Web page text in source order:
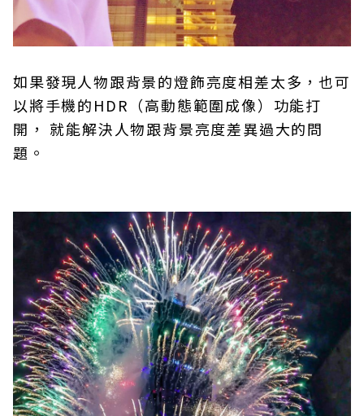
如果發現人物跟背景的燈飾亮度相差太多，也可
以將手機的HDR（高動態範圍成像）功能打
開， 就能解決人物跟背景亮度差異過大的問
題。